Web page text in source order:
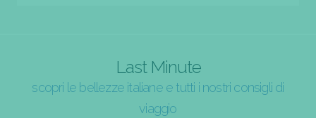
Last Minute
scopri le bellezze italiane e tutti i nostri consigli di
viaggio